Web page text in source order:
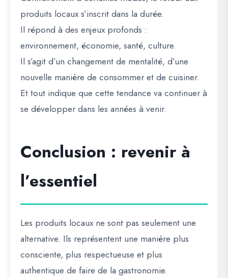
produits locaux s’inscrit dans la durée.
Il répond à des enjeux profonds :
environnement, économie, santé, culture.
Il s’agit d’un changement de mentalité, d’une
nouvelle manière de consommer et de cuisiner.
Et tout indique que cette tendance va continuer à
se développer dans les années à venir.
Conclusion : revenir à
l’essentiel
Les produits locaux ne sont pas seulement une
alternative. Ils représentent une manière plus
consciente, plus respectueuse et plus
authentique de faire de la gastronomie.